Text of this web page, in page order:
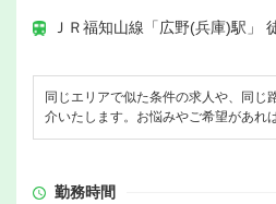
ＪＲ福知山線「広野(兵庫)駅」
同じエリアで似た条件の求人や、同じ
介いたします。お悩みやご希望があれ
勤務時間